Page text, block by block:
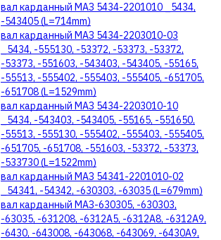
вал карданный МАЗ 5434-2201010 _5434,
-543405 (L=714mm)
вал карданный МАЗ 5434-2203010-03
_5434, -555130, -53372, -53373, -53372,
-53373, -551603, -543403, -543405, -55165,
-55513, -555402, -555403, -555405, -651705,
-651708 (L=1529mm)
вал карданный МАЗ 5434-2203010-10
_5434, -543403, -543405, -55165, -551650,
-55513, -555130, -555402, -555403, -555405,
-651705, -651708, -551603, -53372, -53373,
-533730 (L=1522mm)
вал карданный МАЗ 54341-2201010-02
_54341, -54342, -630303, -63035 (L=679mm)
вал карданный МАЗ-630305, -630303,
-63035, -631208, -6312А5, -6312А8, -6312А9,
-6430, -643008, -643068, -643069, -6430А9,